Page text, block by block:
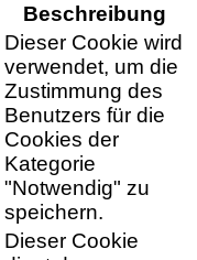
Beschreibung
Dieser Cookie wird
verwendet, um die
Zustimmung des
Benutzers für die
Cookies der
Kategorie
"Notwendig" zu
speichern.
Dieser Cookie